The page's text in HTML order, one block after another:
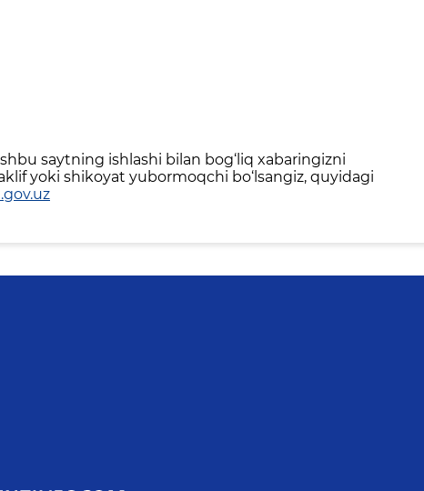
saytning ishlashi bilan bog‘liq xabaringizni
yoki shikoyat yubormoqchi bo‘lsangiz, quyidagi